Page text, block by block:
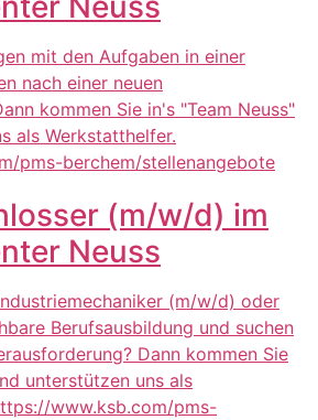
mit den Aufgaben in einer
nach einer neuen
kommen Sie in's "Team Neuss"
als Werkstatthelfer.
pms-berchem/stellenangebote
(m/w/d) im
Neuss
(m/w/d) oder
Berufsausbildung und suchen
Dann kommen Sie
unterstützen uns als
www.ksb.com/pms-